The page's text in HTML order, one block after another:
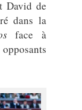
David de
dans la
face à